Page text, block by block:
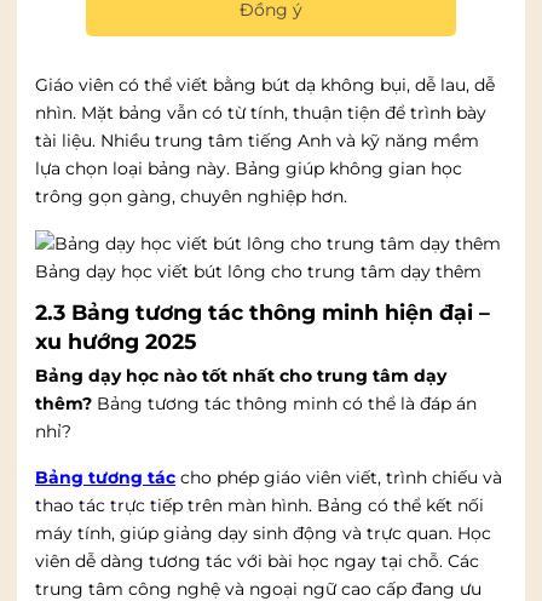
Giáo viên có thể viết bằng bút dạ không bụi, dễ lau, dễ
nhìn. Mặt bảng vẫn có từ tính, thuận tiện để trình bày
tài liệu. Nhiều trung tâm tiếng Anh và kỹ năng mềm
lựa chọn loại bảng này. Bảng giúp không gian học
trông gọn gàng, chuyên nghiệp hơn.
Bảng dạy học viết bút lông cho trung tâm dạy thêm
2.3 Bảng tương tác thông minh hiện đại –
xu hướng 2025
Bảng dạy học nào tốt nhất cho trung tâm dạy
thêm? Bảng tương tác thông minh có thể là đáp án
nhỉ?
Bảng tương tác cho phép giáo viên viết, trình chiếu và
thao tác trực tiếp trên màn hình. Bảng có thể kết nối
máy tính, giúp giảng dạy sinh động và trực quan. Học
viên dễ dàng tương tác với bài học ngay tại chỗ. Các
trung tâm công nghệ và ngoại ngữ cao cấp đang ưu
Đồng ý